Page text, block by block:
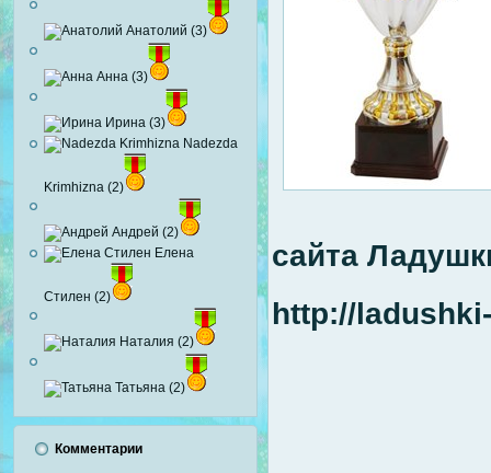
Анатолий (3)
Анна (3)
Ирина (3)
Nadezda
Krimhizna (2)
Андрей (2)
Елена
Стилен (2)
Наталия (2)
Татьяна (2)
Комментарии
сайта
http://